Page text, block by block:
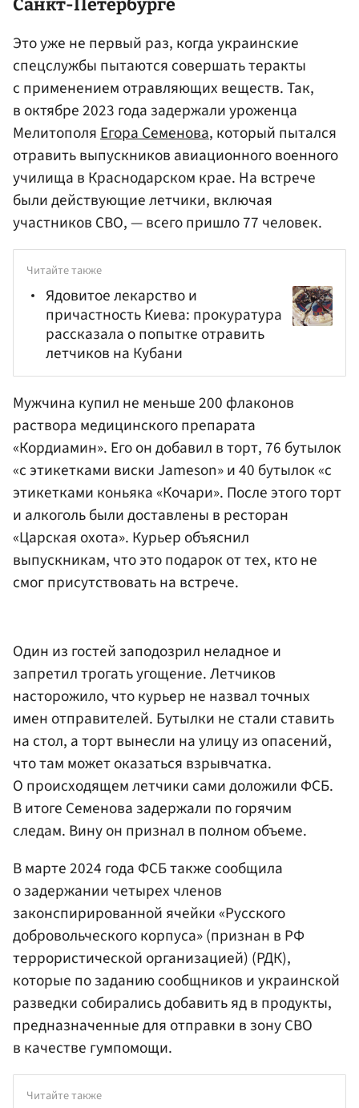
Санкт-Петербурге
Это уже не первый раз, когда украинские
спецслужбы пытаются совершать теракты
с применением отравляющих веществ. Так,
в октябре 2023 года задержали уроженца
МелитополяЕгора Семенова, который пытался
отравить выпускников авиационного военного
училища в Краснодарском крае. На встрече
были действующие летчики, включая
участников СВО, — всего пришло 77 человек.
Читайте также
Ядовитое лекарство и
причастность Киева: прокуратура
рассказала о попытке отравить
летчиков на Кубани
Мужчина купил не меньше 200 флаконов
раствора медицинского препарата
«Кордиамин». Его он добавил в торт, 76 бутылок
«с этикетками виски Jameson» и 40 бутылок «с
этикетками коньяка «Кочари». После этого торт
и алкоголь были доставлены в ресторан
«Царская охота». Курьер объяснил
выпускникам, что это подарок от тех, кто не
смог присутствовать на встрече.
Один из гостей заподозрил неладное и
запретил трогать угощение. Летчиков
насторожило, что курьер не назвал точных
имен отправителей. Бутылки не стали ставить
на стол, а торт вынесли на улицу из опасений,
что там может оказаться взрывчатка.
О происходящем летчики сами доложили ФСБ.
В итоге Семенова задержали по горячим
следам. Вину он признал в полном объеме.
В марте 2024 года ФСБ также сообщила
о задержании четырех членов
законспирированной ячейки «Русского
добровольческого корпуса» (признан в РФ
террористической организацией) (РДК),
которые по заданию сообщников и украинской
разведки собирались добавить яд в продукты,
предназначенные для отправки в зону СВО
в качестве гумпомощи.
Читайте также